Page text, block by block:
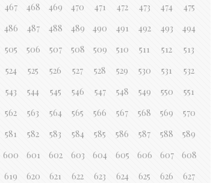
467 468 469 470 471 472 473 474
475
486 487 488 489 490 491 492 493
494
505 506 507 508 509 510 511 512
513
524 525 526 527 528 529 530 531
532
543 544 545 546 547 548 549 550
551
562 563 564 565 566 567 568 569
570
581 582 583 584 585 586 587 588
589
600 601 602 603 604 605 606 607
608
619 620 621 622 623 624 625 626
627